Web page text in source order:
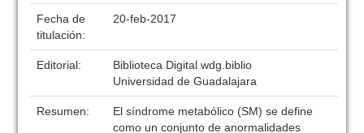
Fecha de
titulación:
20-feb-2017
Editorial:
Biblioteca Digital wdg.biblio
Universidad de Guadalajara
Resumen:
El síndrome metabólico (SM) se define
como un conjunto de anormalidades